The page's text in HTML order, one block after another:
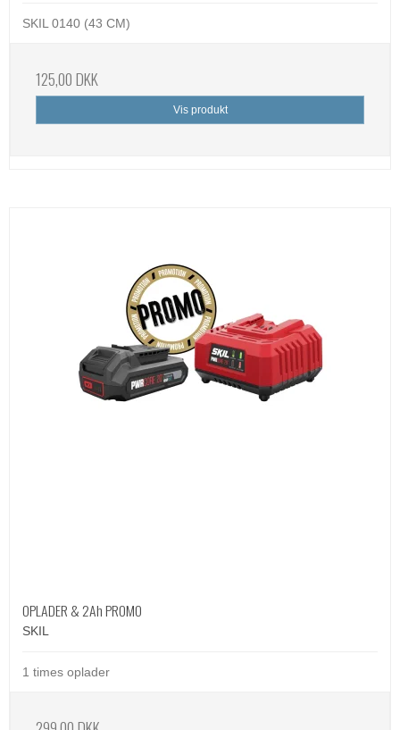
SKIL 0140 (43 CM)
125,00 DKK
Vis produkt
OPLADER & 2Ah PROMO
SKIL
1 times oplader